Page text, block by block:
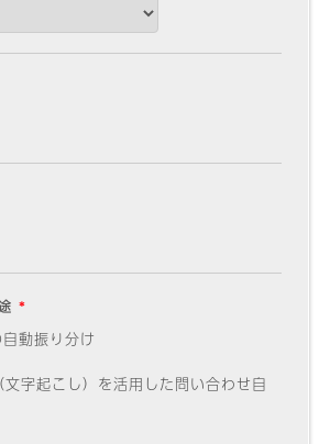
動振り分け
字起こし）を活用した問い合わせ自